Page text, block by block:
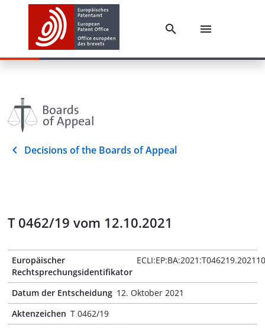
Decisions of the Boards of Appeal
T 0462/19 vom 12.10.2021
Europäischer
Rechtsprechungsidentifikator
Datum der Entscheidung 12. Oktober 2021
Aktenzeichen T 0462/19